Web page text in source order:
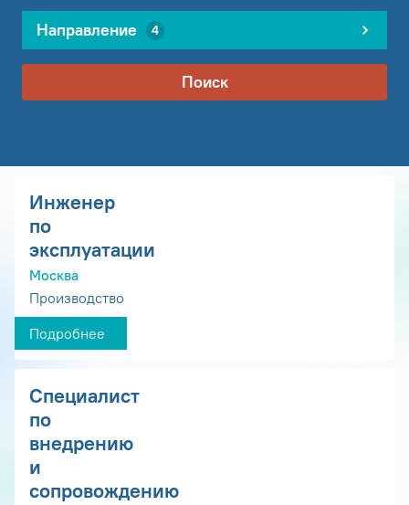
Направление 4
Поиск
Инженер
по
эксплуатации
Москва
Производство
Подробнее
Специалист
по
внедрению
и
сопровождению